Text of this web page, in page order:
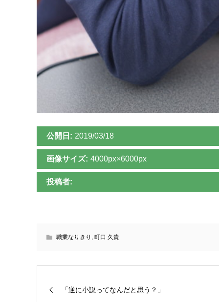
公開日: 2019/03/18
画像サイズ: 4000px×6000px
投稿者:
職業なりきり , 町口 久貴
「逆に小説ってなんだと思う？」